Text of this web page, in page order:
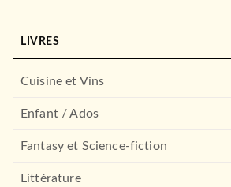
LIVRES
Cuisine et Vins
Enfant / Ados
Fantasy et Science-fiction
Littérature